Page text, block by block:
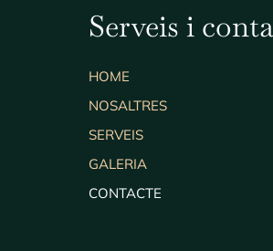
Serveis i
HOME
NOSALTRES
SERVEIS
GALERIA
CONTACTE